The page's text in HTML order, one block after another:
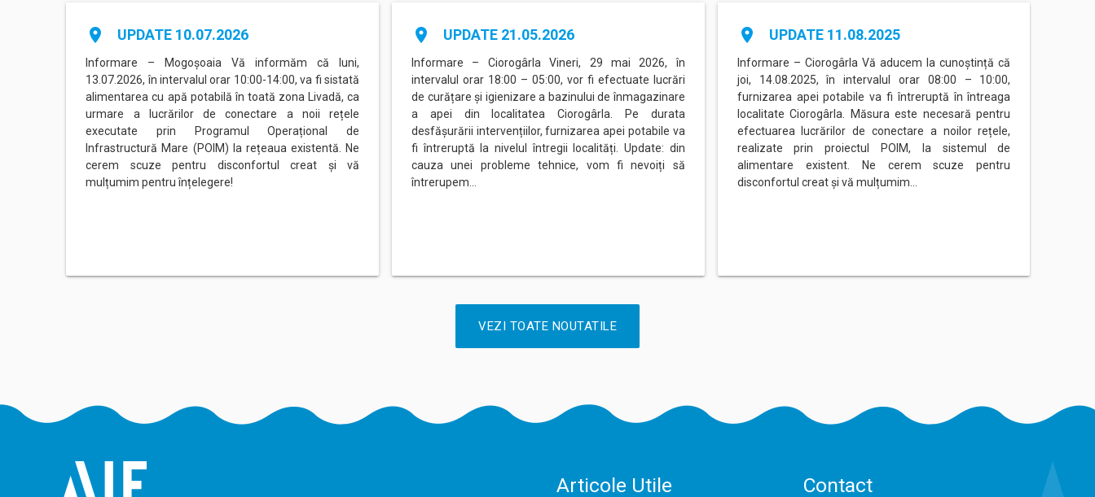
place UPDATE 10.07.2026
Informare – Mogoșoaia Vă informăm că luni,
13.07.2026, în intervalul orar 10:00-14:00, va fi sistată
alimentarea cu apă potabilă în toată zona Livadă, ca
urmare a lucrărilor de conectare a noii rețele
executate prin Programul Operațional de
Infrastructură Mare (POIM) la rețeaua existentă. Ne
cerem scuze pentru disconfortul creat și vă
mulțumim pentru înțelegere!
place UPDATE 21.05.2026
Informare – Ciorogârla Vineri, 29 mai 2026, în
intervalul orar 18:00 – 05:00, vor fi efectuate lucrări
de curățare și igienizare a bazinului de înmagazinare
a apei din localitatea Ciorogârla. Pe durata
desfășurării intervențiilor, furnizarea apei potabile va
fi întreruptă la nivelul întregii localități. Update: din
cauza unei probleme tehnice, vom fi nevoiți să
întrerupem…
place UPDATE 11.08.2025
Informare – Ciorogârla Vă aducem la cunoștință că
joi, 14.08.2025, în intervalul orar 08:00 – 10:00,
furnizarea apei potabile va fi întreruptă în întreaga
localitate Ciorogârla. Măsura este necesară pentru
efectuarea lucrărilor de conectare a noilor rețele,
realizate prin proiectul POIM, la sistemul de
alimentare existent. Ne cerem scuze pentru
disconfortul creat și vă mulțumim…
VEZI TOATE NOUTATILE
Articole Utile Contact